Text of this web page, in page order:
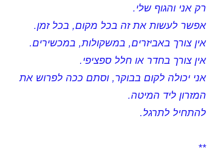
רק אני והגוף שלי.
אפשר לעשות את זה בכל מקום, בכל זמן.
אין צורך באביזרים, במשקולות, במכשירים.
אין צורך בחדר או חלל ספציפי.
אני יכולה לקום בבוקר, וסתם ככה לפרוש את
המזרון ליד המיטה.
להתחיל לתרגל.
**